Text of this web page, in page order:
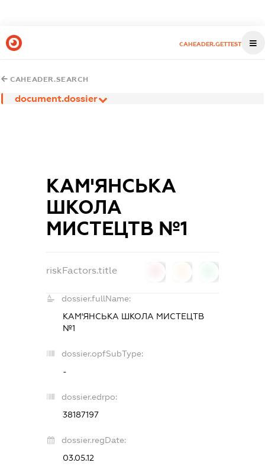
CAHEADER.GETTEST
CAHEADER.SEARCH
document.dossier
КАМ'ЯНСЬКА
ШКОЛА
МИСТЕЦТВ №1
riskFactors.title
dossier.fullName:
КАМ'ЯНСЬКА ШКОЛА МИСТЕЦТВ
№1
dossier.opfSubType:
-
dossier.edrpo:
38187197
dossier.regDate:
03.05.12